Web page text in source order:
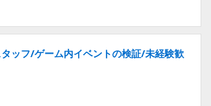
ッフ/ゲーム内イベントの検証/未経験歓